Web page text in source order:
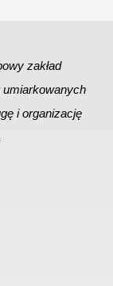
zakład
i organizację